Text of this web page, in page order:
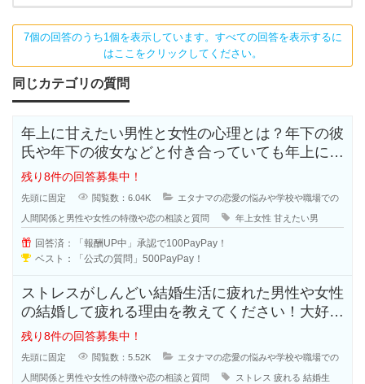
7個の回答のうち1個を表示しています。すべての回答を表示するに
はここをクリックしてください。
同じカテゴリの質問
年上に甘えたい男性と女性の心理とは？年下の彼
氏や年下の彼女などと付き合っていても年上に甘
えたいと思う人も多いのではないで
残り8件の回答募集中！
先頭に固定 閲覧数：6.04K エタナマの恋愛の悩みや学校や職場での
人間関係と男性や女性の特徴や恋の相談と質問 年上女性 甘えたい男
回答済：「報酬UP中」承認で100PayPay！
ベスト：「公式の質問」500PayPay！
ストレスがしんどい結婚生活に疲れた男性や女性
の結婚して疲れる理由を教えてください！大好き
で結婚したはずなのに結婚生活はお
残り8件の回答募集中！
先頭に固定 閲覧数：5.52K エタナマの恋愛の悩みや学校や職場での
人間関係と男性や女性の特徴や恋の相談と質問 ストレス 疲れる 結婚生